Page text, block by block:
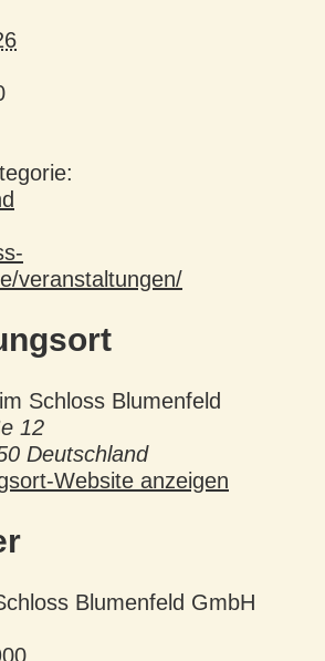
veranstaltungen/
Schloss Blumenfeld
12
Deutschland
Website anzeigen
Blumenfeld GmbH